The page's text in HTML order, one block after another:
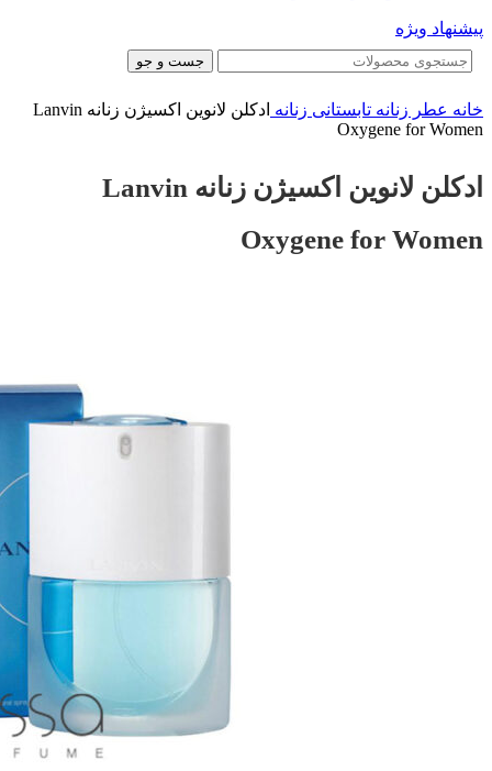
پیشنهاد ویژه
جست و جو
خانه عطر زنانه تابستانی زنانه
ادکلن لانوین اکسیژن زنانه Lanvin
Oxygene for Women
ادکلن لانوین اکسیژن زنانه Lanvin
Oxygene for Women